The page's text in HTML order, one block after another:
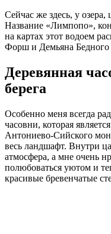
Сейчас же здесь, у
Название «Лимпопо»,
на картах этот водоем
Форш и Демьяна Бедного
Деревянная
берега
Особенно меня всегда
часовни, которая
Антониево-Сийского
весь ландшафт. Внутри
атмосфера, а мне очень
полюбоваться уютом и
красивые бревенчатые